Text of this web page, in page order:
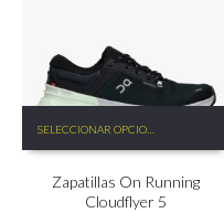
SELECCIONAR OPCIONES
producto
múltiplesZapatillas On Running
Cloudflyer 5